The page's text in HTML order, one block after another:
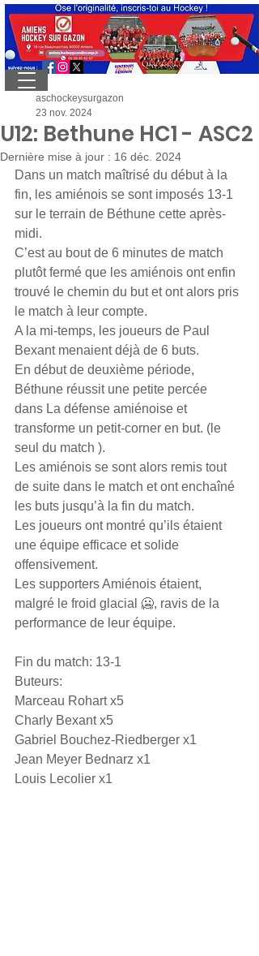
U12: Bethune HC1 - ASC2
aschockeysurgazon
23 nov. 2024
Dernière mise à jour : 16 déc. 2024
Dans un match maîtrisé du début à la
fin, les amiénois se sont imposés 13-1
sur le terrain de Béthune cette après-
midi.
C’est au bout de 6 minutes de match
plutôt fermé que les amiénois ont enfin
trouvé le chemin du but et ont alors pris
le match à leur compte.
A la mi-temps, les joueurs de Paul
Bexant menaient déjà de 6 buts.
En début de deuxième période,
Béthune réussit une petite percée
dans La défense amiénoise et
transforme un petit-corner en but. (le
seul du match ).
Les amiénois se sont alors remis tout
de suite dans le match et ont enchaîné
les buts jusqu’à la fin du match.
Les joueurs ont montré qu’ils étaient
une équipe efficace et solide
offensivement.
Les supporters Amiénois étaient,
malgré le froid glacial 🥶, ravis de la
performance de leur équipe.
Fin du match: 13-1
Buteurs:
Marceau Rohart x5
Charly Bexant x5
Gabriel Bouchez-Riedberger x1
Jean Meyer Bednarz x1
Louis Lecolier x1